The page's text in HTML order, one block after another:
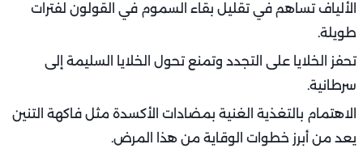
الألياف تساهم في تقليل بقاء السموم في القولون لفترات
طويلة.
تحفز الخلايا على التجدد وتمنع تحول الخلايا السليمة إلى
سرطانية.
الاهتمام بالتغذية الغنية بمضادات الأكسدة مثل فاكهة التنين
يعد من أبرز خطوات الوقاية من هذا المرض.